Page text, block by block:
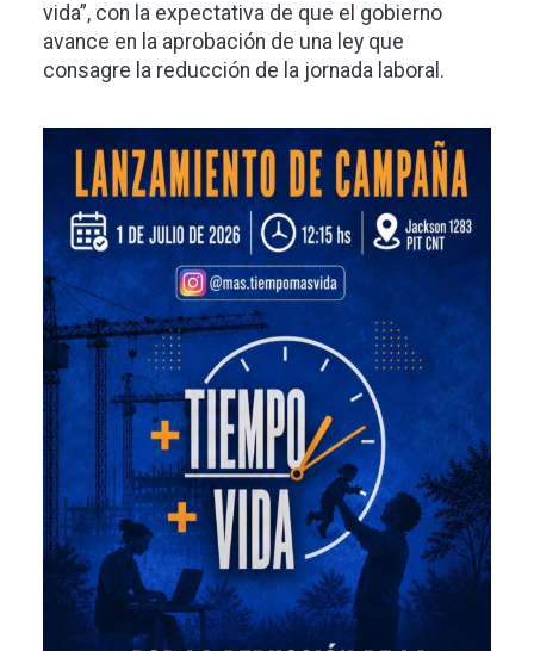
vida”, con la expectativa de que el gobierno
avance en la aprobación de una ley que
consagre la reducción de la jornada laboral.
Imagen